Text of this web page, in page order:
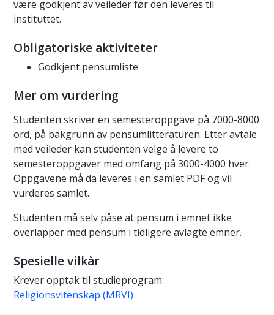
være godkjent av veileder før den leveres til
instituttet.
Obligatoriske aktiviteter
Godkjent pensumliste
Mer om vurdering
Studenten skriver en semesteroppgave på 7000-8000
ord, på bakgrunn av pensumlitteraturen. Etter avtale
med veileder kan studenten velge å levere to
semesteroppgaver med omfang på 3000-4000 hver.
Oppgavene må da leveres i en samlet PDF og vil
vurderes samlet.
Studenten må selv påse at pensum i emnet ikke
overlapper med pensum i tidligere avlagte emner.
Spesielle vilkår
Krever opptak til studieprogram:
Religionsvitenskap (MRVI)